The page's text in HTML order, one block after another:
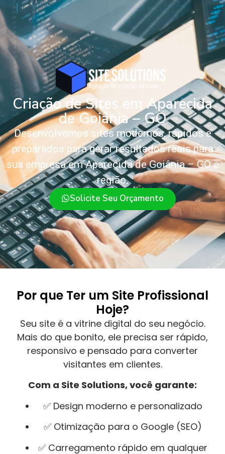
Criação de Sites em Aparecida
de Goiânia – GO
Desenvolvemos sites modernos, rápidos e
preparados para gerar resultados reais para
sua empresa em Aparecida de Goiânia – GO e
região.
Solicite Seu Orçamento
Por que Ter um Site Profissional
Hoje?
Seu site é a vitrine digital do seu negócio.
Mais do que bonito, ele precisa ser rápido,
responsivo e pensado para converter
visitantes em clientes.
Com a Site Solutions, você garante:
✅ Design moderno e personalizado
✅ Otimização para o Google (SEO)
✅ Carregamento rápido em qualquer